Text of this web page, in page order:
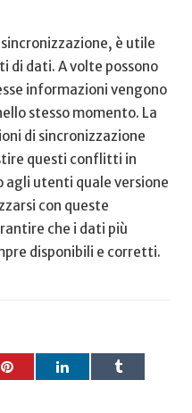
è utile⁣
‍di dati. A ⁢volte possono
informazioni ‌vengono
stesso momento. La
⁤di sincronizzazione
questi conflitti ‌in
utenti⁢ quale versione
con queste
che i dati più
disponibili e corretti.
Pinterest LinkedIn Tumblr